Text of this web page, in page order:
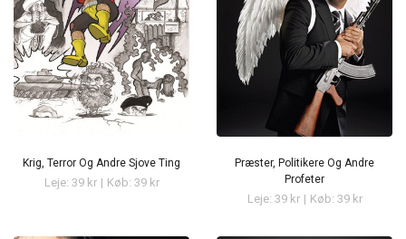
Krig, Terror Og Andre Sjove Ting
Leje: 39 kr | Køb: 39 kr
Præster, Politikere Og Andre
Profeter
Leje: 39 kr | Køb: 39 kr